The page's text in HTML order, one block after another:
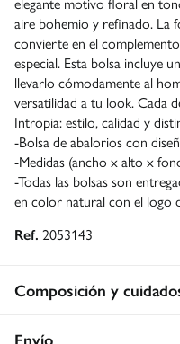
aire bohemio y refinado. La
convierte en el
especial. Esta bolsa incluye
llevarlo cómodamente al
versatilidad a tu look. Cada
Intropia: estilo, calidad y
-Bolsa de abalorios con
-Medidas (ancho x alto x
-Todas las bolsas son
en color natural con el logo
Ref. 2053143
Composición y
Composición
Envío